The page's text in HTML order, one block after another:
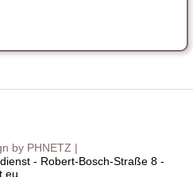
by PHNETZ |
- Robert-Bosch-Straße 8 -